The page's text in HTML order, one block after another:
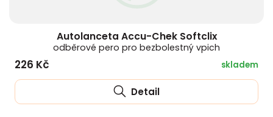
ČESNEK
ŠÍPEK
MACA
STRIE A CELULITIDA
PÉČE O POPRSÍ
Autolanceta Accu-Chek Softclix
odběrové pero pro bezbolestný vpich
226 Kč skladem
Detail